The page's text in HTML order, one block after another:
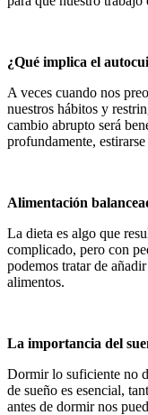
¿Qué implica el
A veces cuando nos
nuestros hábitos y
cambio abrupto será
profundamente,
Alimentación
La dieta es algo que
complicado, pero con
podemos tratar de
alimentos.
La importancia del
Dormir lo suficiente no
de sueño es esencial,
antes de dormir nos